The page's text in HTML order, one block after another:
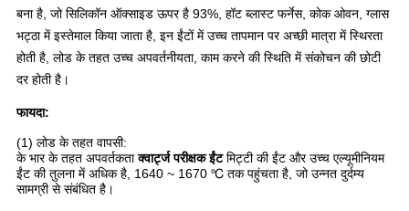
बना है, जो सिलिकॉन ऑक्साइड ऊपर है 93%, हॉट ब्लास्ट फर्नेस, कोक ओवन, ग्लास
भट्ठा में इस्तेमाल किया जाता है, इन ईंटों में उच्च तापमान पर अच्छी मात्रा में स्थिरता
होती है, लोड के तहत उच्च अपवर्तनीयता, काम करने की स्थिति में संकोचन की छोटी
दर होती है।
फायदा:
(1) लोड के तहत वापसी:
के भार के तहत अपवर्तकताक्वार्ट्ज परीक्षक ईंटमिट्टी की ईंट और उच्च एल्यूमीनियम
ईंट की तुलना में अधिक है, 1640 ~ 1670 ℃ तक पहुंचता है, जो उन्नत दुर्दम्य
सामग्री से संबंधित है।